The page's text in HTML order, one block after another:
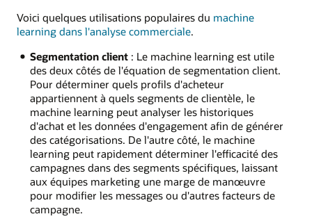
Voici quelques utilisations populaires du machine
learning dans l'analyse commerciale.
Segmentation client: Le machine learning est utile
des deux côtés de l'équation de segmentation client.
Pour déterminer quels profils d'acheteur
appartiennent à quels segments de clientèle, le
machine learning peut analyser les historiques
d'achat et les données d'engagement afin de générer
des catégorisations. De l'autre côté, le machine
learning peut rapidement déterminer l'efficacité des
campagnes dans des segments spécifiques, laissant
aux équipes marketing une marge de manœuvre
pour modifier les messages ou d'autres facteurs de
campagne.